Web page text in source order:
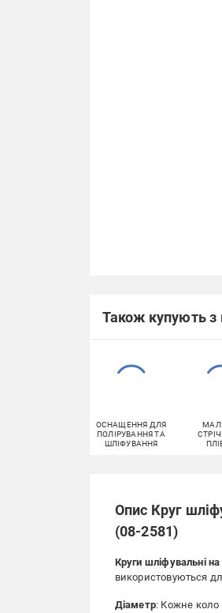
Також купують з
ОСНАЩЕННЯ ДЛЯ
ПОЛІРУВАННЯ ТА
ШЛІФУВАННЯ
Опис Круг
(08-2581)
Круги шліфувальні
використовуються
Діаметр: Кожне коло